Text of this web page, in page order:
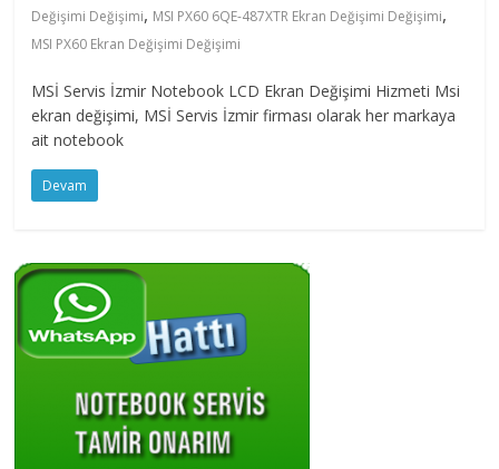
Değişimi Değişimi, MSI PX60 6QE-487XTR Ekran Değişimi Değişimi,
MSI PX60 Ekran Değişimi Değişimi
MSİ Servis İzmir Notebook LCD Ekran Değişimi Hizmeti Msi
ekran değişimi, MSİ Servis İzmir firması olarak her markaya
ait notebook
Devam